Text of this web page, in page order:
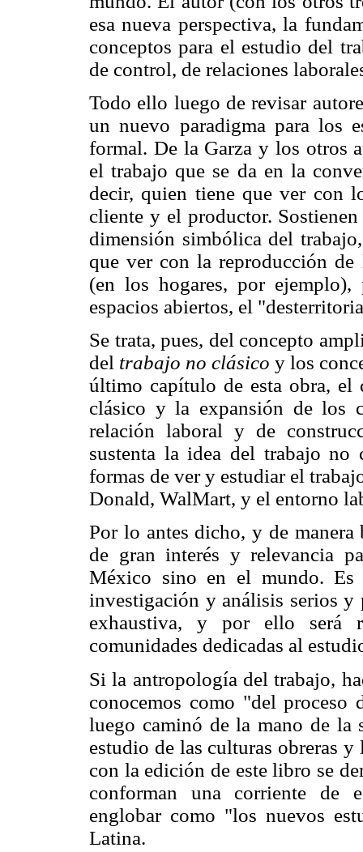
esa nueva perspectiva, la
conceptos para el estudio del
de control, de relaciones
Todo ello luego de revisar
un nuevo paradigma para los
formal. De la Garza y los otros
el trabajo que se da en la
decir, quien tiene que ver con
cliente y el productor.
dimensión simbólica del
que ver con la reproducción de
(en los hogares, por
espacios abiertos, el
Se trata, pues, del concepto
del trabajo no clásico y los
último capítulo de esta obra,
clásico y la expansión de los
relación laboral y de
sustenta la idea del trabajo no
formas de ver y estudiar el
Donald, WalMart, y el entorno
Por lo antes dicho, y de manera
de gran interés y relevancia
México sino en el mundo.
investigación y análisis serios
exhaustiva, y por ello será
comunidades dedicadas al
Si la antropología del trabajo,
conocemos como "del
luego caminó de la mano de la
estudio de las culturas obreras
con la edición de este libro se
conforman una corriente de
englobar como "los nuevos
Latina.